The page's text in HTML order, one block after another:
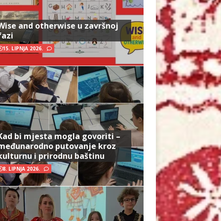
and otherwise u završnoj
15. LIPNJA 2026.
bi mjesta mogla govoriti –
putovanje kroz
i prirodnu baštinu
8. LIPNJA 2026.